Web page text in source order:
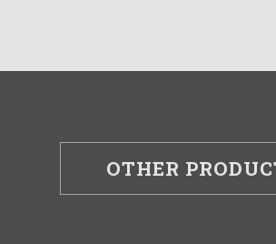
OTHER